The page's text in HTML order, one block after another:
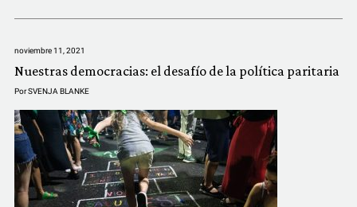
noviembre 11, 2021
Nuestras democracias: el desafío de la política paritaria
PorSVENJA BLANKE